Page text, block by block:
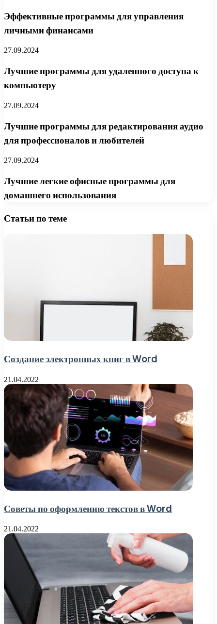
Эффективные программы для управления
личными финансами
27.09.2024
Лучшие программы для удаленного доступа к
компьютеру
27.09.2024
Лучшие программы для редактирования аудио
для профессионалов и любителей
27.09.2024
Лучшие легкие офисные программы для
домашнего использования
Статьи по теме
Создание электронных книг в Word
21.04.2022
Советы по оформлению текстов в Word
21.04.2022